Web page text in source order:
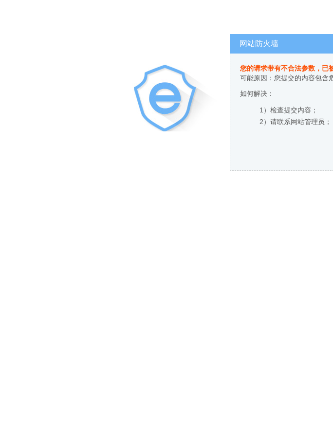
网站防火墙
您的请求带有不合法参数，已
可能原因：您提交的内容包含
如何解决：
1）检查提交内容；
2）请联系网站管理员；